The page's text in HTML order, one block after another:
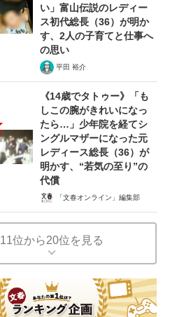
い」富山伝説のレディー
ス初代総長（36）が明か
す、2人の子育てと仕事へ
の思い
平田 裕介
《14歳でタトゥー》「も
しこの腕がきれいになっ
たら…」少年院を経てシ
ングルマザーになった元
レディース総長（36）が
明かす、“若気の至り”の
代償
「文春オンライン」編集部
11位から20位を見る